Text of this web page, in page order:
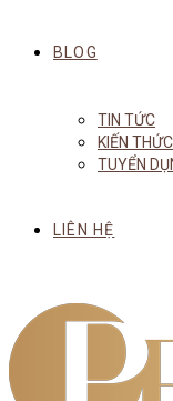
BLOG
TIN TỨC
KIẾN THỨC
TUYỂN
LIÊN HỆ